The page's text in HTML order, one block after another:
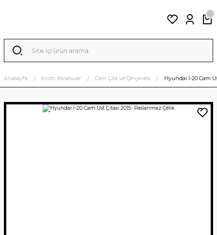
Anasayfa Krom Aksesuar Cam Çıta ve Çerçevesi Hyundai İ-20 Cam